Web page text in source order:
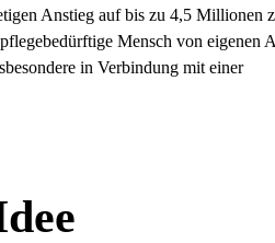
Anstieg auf bis zu 4,5 Millionen
Mensch von eigenen
in Verbindung mit einer